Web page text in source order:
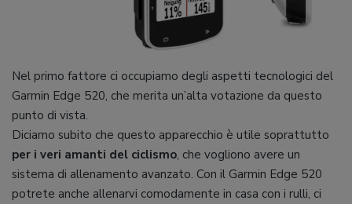
Nel primo fattore ci occupiamo degli aspetti tecnologici del
Garmin Edge 520, che merita un’alta votazione da questo
punto di vista.
Diciamo subito che questo apparecchio è utile soprattutto
per i veri amanti del ciclismo, che vogliono avere un
sistema di allenamento avanzato. Con il Garmin Edge 520
potrete anche allenarvi comodamente in casa con i rulli, ci